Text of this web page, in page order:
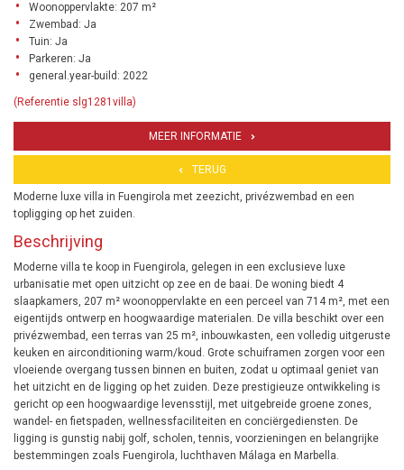
Woonoppervlakte: 207 m²
Zwembad: Ja
Tuin: Ja
Parkeren: Ja
general.year-build: 2022
(Referentie slg1281villa)
MEER INFORMATIE
TERUG
Moderne luxe villa in Fuengirola met zeezicht, privézwembad en een
topligging op het zuiden.
Beschrijving
Moderne villa te koop in Fuengirola, gelegen in een exclusieve luxe
urbanisatie met open uitzicht op zee en de baai. De woning biedt 4
slaapkamers, 207 m² woonoppervlakte en een perceel van 714 m², met een
eigentijds ontwerp en hoogwaardige materialen. De villa beschikt over een
privézwembad, een terras van 25 m², inbouwkasten, een volledig uitgeruste
keuken en airconditioning warm/koud. Grote schuiframen zorgen voor een
vloeiende overgang tussen binnen en buiten, zodat u optimaal geniet van
het uitzicht en de ligging op het zuiden. Deze prestigieuze ontwikkeling is
gericht op een hoogwaardige levensstijl, met uitgebreide groene zones,
wandel- en fietspaden, wellnessfaciliteiten en conciërgediensten. De
ligging is gunstig nabij golf, scholen, tennis, voorzieningen en belangrijke
bestemmingen zoals Fuengirola, luchthaven Málaga en Marbella.